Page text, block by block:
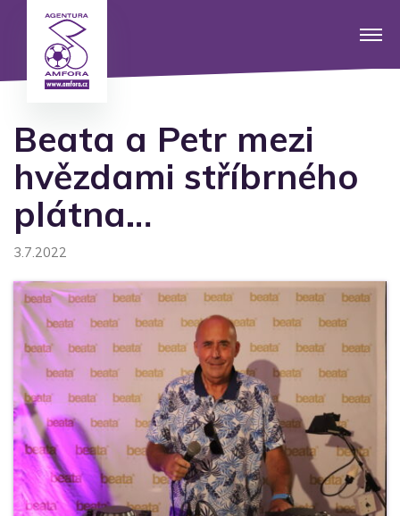
Beata a Petr mezi
hvězdami stříbrného
plátna…
3.7.2022